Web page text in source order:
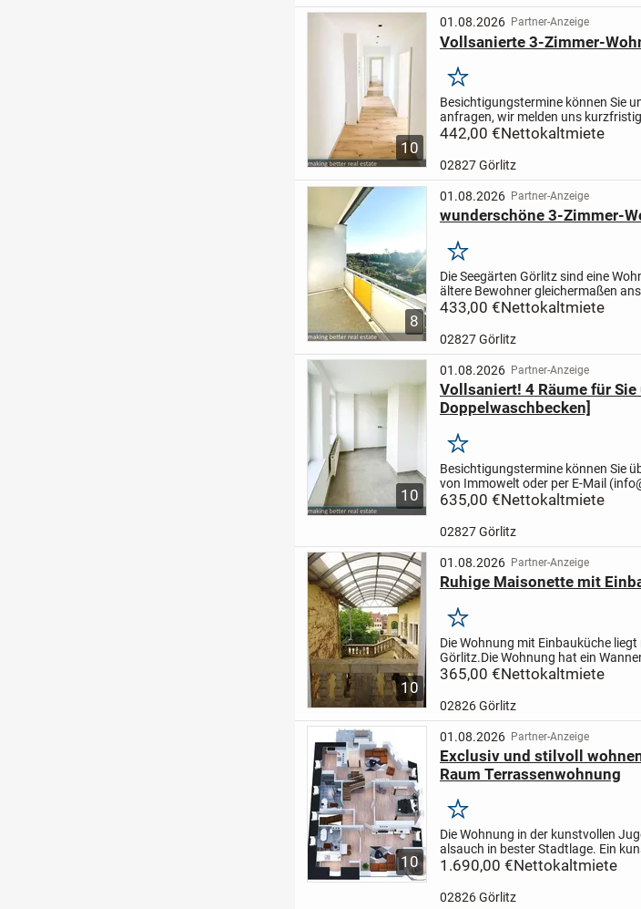
10
01.08.2026 Partner-Anzeige
Vollsanierte 3-Zimmer-
Merken
Besichtigungstermine können Sie
anfragen, wir melden uns
Wohnsiedlung, welche sowohl
442,00 €Nettokaltmiete
02827 Görlitz
8
01.08.2026 Partner-Anzeige
wunderschöne 3-Zimmer-
Merken
Die Seegärten Görlitz sind eine
ältere Bewohner gleichermaßen
vollständig saniert.Die Wohnhäuser
433,00 €Nettokaltmiete
02827 Görlitz
10
01.08.2026 Partner-Anzeige
Vollsaniert! 4 Räume für
Doppelwaschbecken]
Merken
Besichtigungstermine können Sie
von Immowelt oder per E-Mail
uns kurzfristig zurück!Die
635,00 €Nettokaltmiete
02827 Görlitz
10
01.08.2026 Partner-Anzeige
Ruhige Maisonette mit
Merken
Die Wohnung mit Einbauküche
Görlitz.Die Wohnung hat ein
Küche.Im Sommer kann eine
365,00 €Nettokaltmiete
02826 Görlitz
10
01.08.2026 Partner-Anzeige
Exclusiv und stilvoll
Raum Terrassenwohnung
Merken
Die Wohnung in der kunstvollen
alsauch in bester Stadtlage. Ein
dasgepflegte Grundstück zur
1.690,00 €Nettokaltmiete
02826 Görlitz